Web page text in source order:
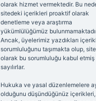
olarak hizmet vermektedir. Bu
sitedeki içerikleri proaktif olarak
denetleme veya araştırma
yükümlülüğümüz
Ancak, üyelerimiz yazdıkları
sorumluluğunu taşımakta olup,
olarak bu sorumluluğu kabul etmiş
sayılırlar.
Hukuka ve yasal düzenlemelere
olduğunu düşündüğünüz içerikleri,